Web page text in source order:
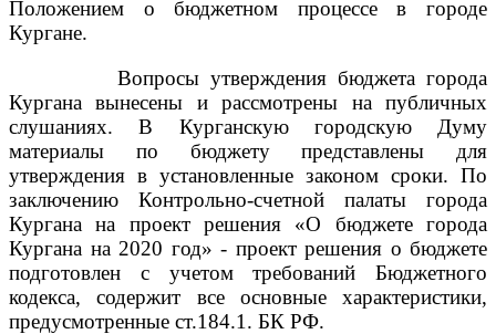
Положением о бюджетном процессе в городе
Кургане.
Вопросы утверждения бюджета города
Кургана вынесены и рассмотрены на публичных
слушаниях. В Курганскую городскую Думу
материалы по бюджету представлены для
утверждения в установленные законом сроки. По
заключению Контрольно-счетной палаты города
Кургана на проект решения «О бюджете города
Кургана на 2020 год» - проект решения о бюджете
подготовлен с учетом требований Бюджетного
кодекса, содержит все основные характеристики,
предусмотренные ст.184.1. БК РФ.